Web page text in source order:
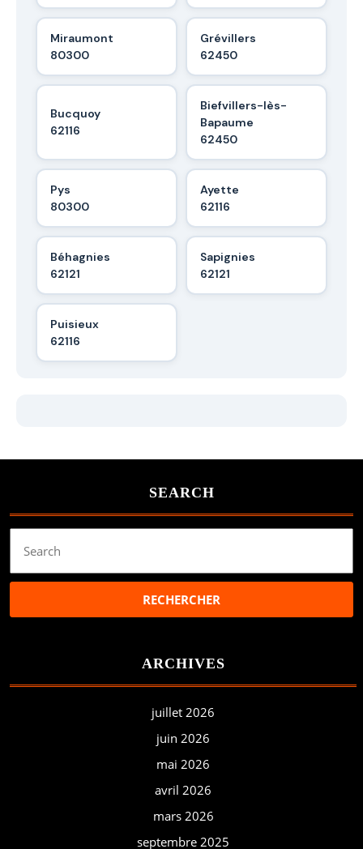
Miraumont
80300
Grévillers
62450
Bucquoy
62116
Biefvillers-lès-
Bapaume
62450
Pys
80300
Ayette
62116
Béhagnies
62121
Sapignies
62121
Puisieux
62116
SEARCH
for:
ARCHIVES
juillet 2026
juin 2026
mai 2026
avril 2026
mars 2026
septembre 2025